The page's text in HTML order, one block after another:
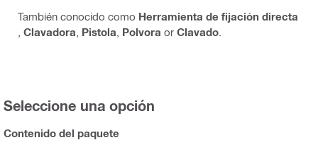
También conocido como Herramienta de fijación directa
Clavadora Pistola Polvora or Clavado
Seleccione una opción
Contenido del paquete